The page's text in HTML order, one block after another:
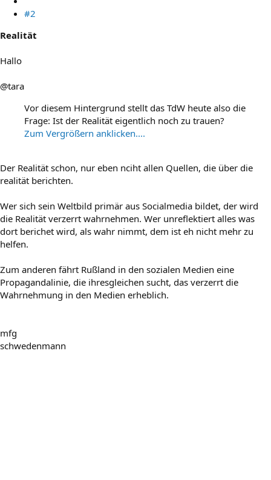
#2
Realität
Hallo
@tara
Vor diesem Hintergrund stellt das TdW heute also die
Frage: Ist der Realität eigentlich noch zu trauen?
Zum Vergrößern anklicken....
Der Realität schon, nur eben nciht allen Quellen, die über die
realität berichten.
Wer sich sein Weltbild primär aus Socialmedia bildet, der wird
die Realität verzerrt wahrnehmen. Wer unreflektiert alles was
dort berichet wird, als wahr nimmt, dem ist eh nicht mehr zu
helfen.
Zum anderen fährt Rußland in den sozialen Medien eine
Propagandalinie, die ihresgleichen sucht, das verzerrt die
Wahrnehmung in den Medien erheblich.
mfg
schwedenmann